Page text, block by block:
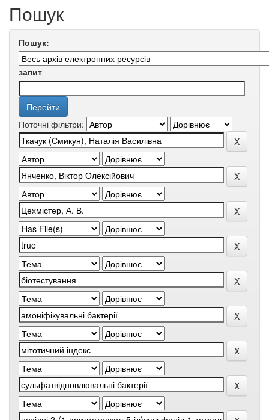
Пошук
Пошук:
запит
Поточні фільтри: